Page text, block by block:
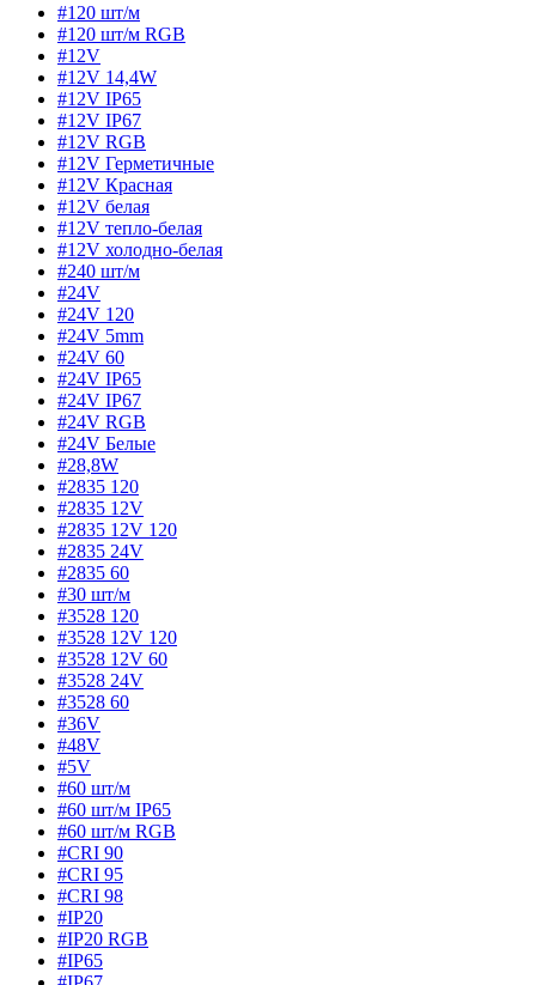
#120 шт/м
#120 шт/м RGB
#12V
#12V 14,4W
#12V IP65
#12V IP67
#12V RGB
#12V Герметичные
#12V Красная
#12V белая
#12V тепло-белая
#12V холодно-белая
#240 шт/м
#24V
#24V 120
#24V 5mm
#24V 60
#24V IP65
#24V IP67
#24V RGB
#24V Белые
#28,8W
#2835 120
#2835 12V
#2835 12V 120
#2835 24V
#2835 60
#30 шт/м
#3528 120
#3528 12V 120
#3528 12V 60
#3528 24V
#3528 60
#36V
#48V
#5V
#60 шт/м
#60 шт/м IP65
#60 шт/м RGB
#CRI 90
#CRI 95
#CRI 98
#IP20
#IP20 RGB
#IP65